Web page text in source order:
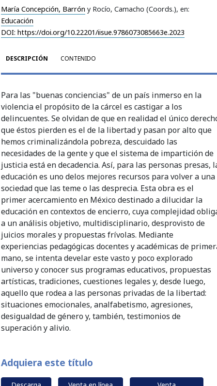
María Concepción, Barrón y Rocío, Camacho (Coords.), en:
Educación
DOI: https://doi.org/10.22201/iisue.9786073085663e.2023
DESCRIPCIÓN CONTENIDO
Para las "buenas conciencias" de un país inmerso en la
violencia el propósito de la cárcel es castigar a los
delincuentes. Se olvidan de que en realidad el único
que éstos pierden es el de la libertad y pasan por alto que
hemos criminalizándola pobreza, descuidado las
necesidades de la gente y que el sistema de impartición de
justicia está en decadencia. Así, para las personas presas,
educación es uno delos mejores recursos para volver a una
sociedad que las teme o las desprecia. Esta obra es el
primer acercamiento en México destinado a dilucidar la
educación en contextos de encierro, cuya complejidad
a un análisis objetivo, multidisciplinario, desprovisto de
juicios morales y propuestas frívolas. Mediante
experiencias pedagógicas docentes y académicas de
mano, se intenta develar este vasto y poco explorado
universo y conocer sus programas educativos, propuestas
artísticas, tradiciones, cuestiones legales y, desde luego,
aquello que rodea a las personas privadas de la libertad:
situaciones emocionales, analfabetismo, agresiones,
desigualdad de género y, también, testimonios de
superación y alivio.
Adquiera este título